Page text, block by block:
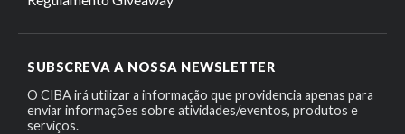
SUBSCREVA A NOSSA NEWSLETTER
O CIBA irá utilizar a informação que providencia apenas para
enviar informações sobre atividades/eventos, produtos e
serviços.